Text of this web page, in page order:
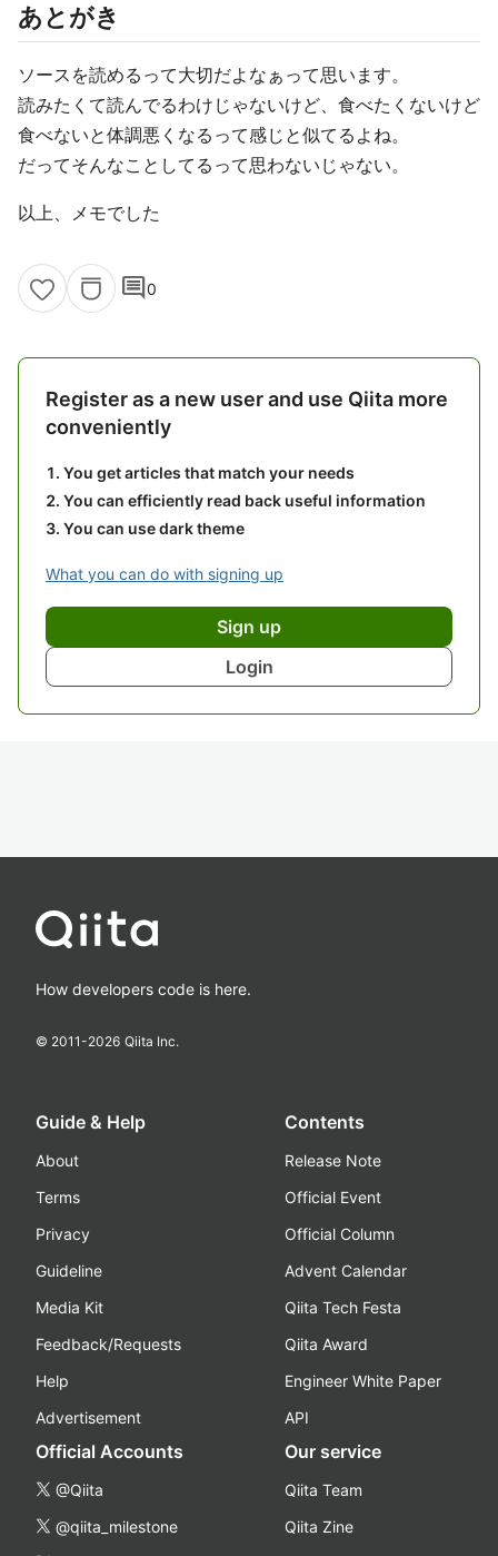
あとがき
ソースを読めるって大切だよなぁって思います。
読みたくて読んでるわけじゃないけど、食べたくないけど
食べないと体調悪くなるって感じと似てるよね。
だってそんなことしてるって思わないじゃない。
以上、メモでした
comment0
Register as a new user and use Qiita more
conveniently
You get articles that match your needs
You can efficiently read back useful information
You can use dark theme
What you can do with signing up
Sign up
Login
How developers code is here.
© 2011-2026 Qiita Inc.
Guide & Help
About
Terms
Privacy
Guideline
Media Kit
Feedback/Requests
Help
Advertisement
Contents
Release Note
Official Event
Official Column
Advent Calendar
Qiita Tech Festa
Qiita Award
Engineer White Paper
API
Official Accounts
@Qiita
@qiita_milestone
Our service
Qiita Team
Qiita Zine